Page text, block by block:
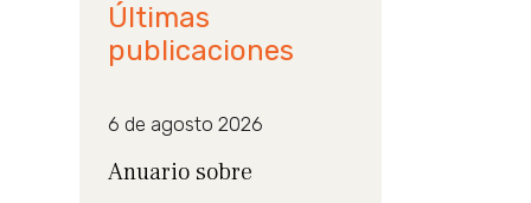
Últimas
publicaciones
6 de agosto 2026
Anuario sobre